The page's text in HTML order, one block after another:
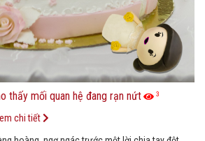
thấy mối quan hệ đang rạn nứt 3
chi tiết